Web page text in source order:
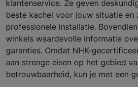
klantenservice. Ze geven
beste kachel voor jouw situatie en
professionele installatie.
winkels waardevolle informatie
garanties. Omdat NHK-
aan strenge eisen op het gebied
betrouwbaarheid, kun je met een